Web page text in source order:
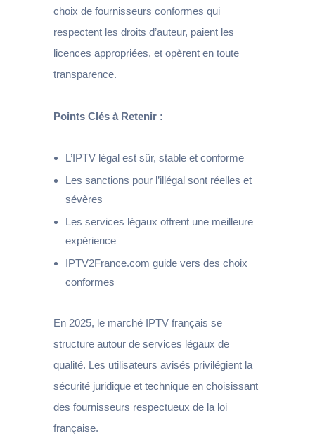
choix de fournisseurs conformes qui
respectent les droits d’auteur, paient les
licences appropriées, et opèrent en toute
transparence.
Points Clés à Retenir :
L’IPTV légal est sûr, stable et conforme
Les sanctions pour l’illégal sont réelles et
sévères
Les services légaux offrent une meilleure
expérience
IPTV2France.com guide vers des choix
conformes
En 2025, le marché IPTV français se
structure autour de services légaux de
qualité. Les utilisateurs avisés privilégient la
sécurité juridique et technique en choisissant
des fournisseurs respectueux de la loi
française.